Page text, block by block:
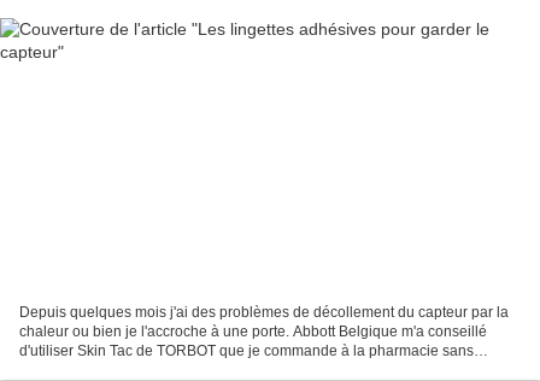
Depuis quelques mois j'ai des problèmes de décollement du capteur par la
chaleur ou bien je l'accroche à une porte. Abbott Belgique m'a conseillé
d'utiliser Skin Tac de TORBOT que je commande à la pharmacie sans